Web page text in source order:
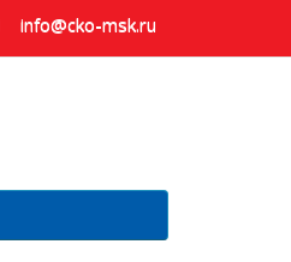
info@cko-msk.ru